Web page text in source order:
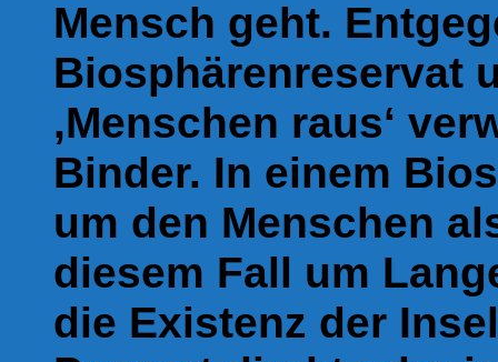
Mensch geht.
Biosphärenreservat
,Menschen raus‘
Binder. In einem
um den Menschen
diesem Fall um
die Existenz der